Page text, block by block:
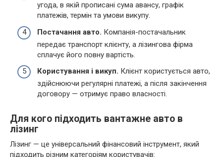
угода, в якій прописані сума авансу, графік
платежів, термін та умови викупу.
Постачання авто. Компанія-постачальник
передає транспорт клієнту, а лізингова фірма
сплачує його повну вартість.
Користування і викуп. Клієнт користується авто,
здійснюючи регулярні платежі, а після закінчення
договору — отримує право власності.
Для кого підходить вантажне авто в
лізинг
Лізинг — це універсальний фінансовий інструмент, який
підходить різним категоріям користувачів: